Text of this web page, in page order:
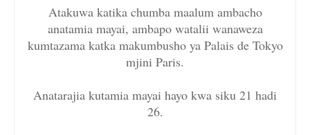
Atakuwa katika chumba maalum ambacho
anatamia mayai, ambapo watalii wanaweza
kumtazama katka makumbusho ya Palais de Tokyo
mjini Paris.
Anatarajia kutamia mayai hayo kwa siku 21 hadi
26.